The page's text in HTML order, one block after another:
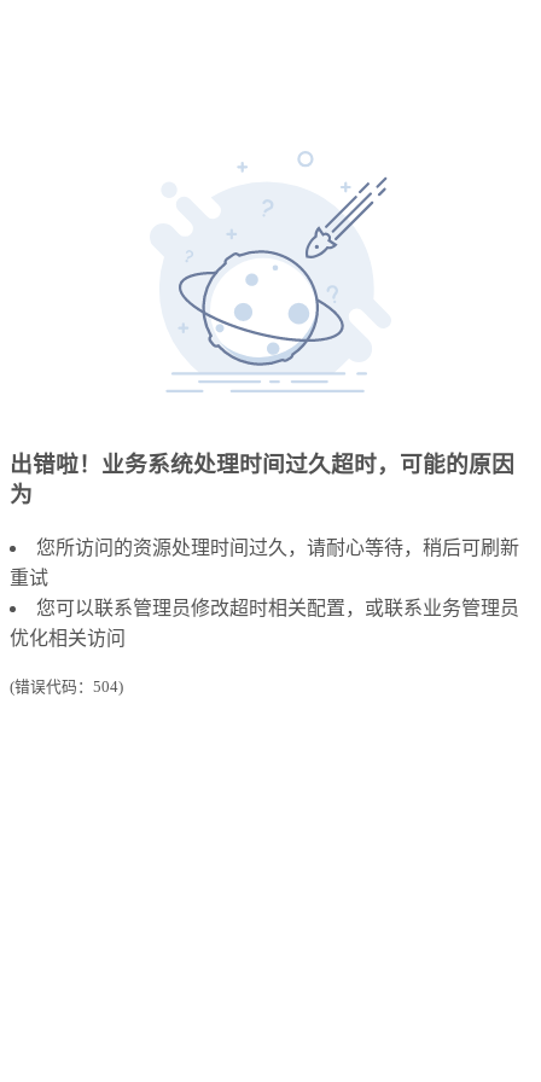
出错啦！业务系统处理时间过久超时，可能的原因
为
您所访问的资源处理时间过久，请耐心等待，稍后可刷新
重试
您可以联系管理员修改超时相关配置，或联系业务管理员
优化相关访问
(错误代码：504)